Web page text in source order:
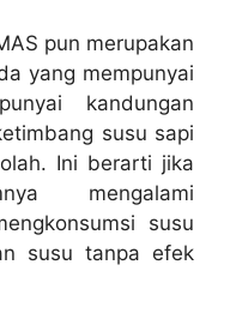
pun merupakan
yang mempunyai
kandungan
susu sapi
Ini berarti jika
mengalami
susu
susu tanpa efek